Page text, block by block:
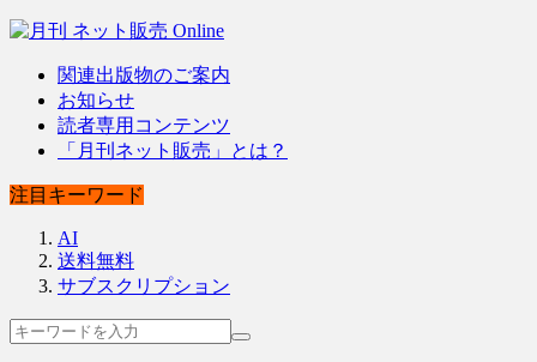
関連出版物のご案内
お知らせ
読者専用コンテンツ
「月刊ネット販売」とは？
注目キーワード
AI
送料無料
サブスクリプション